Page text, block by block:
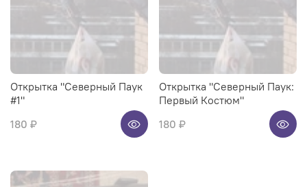
Открытка "Северный Паук
#1"
180 ₽
Открытка "Северный Паук:
Первый Костюм"
180 ₽